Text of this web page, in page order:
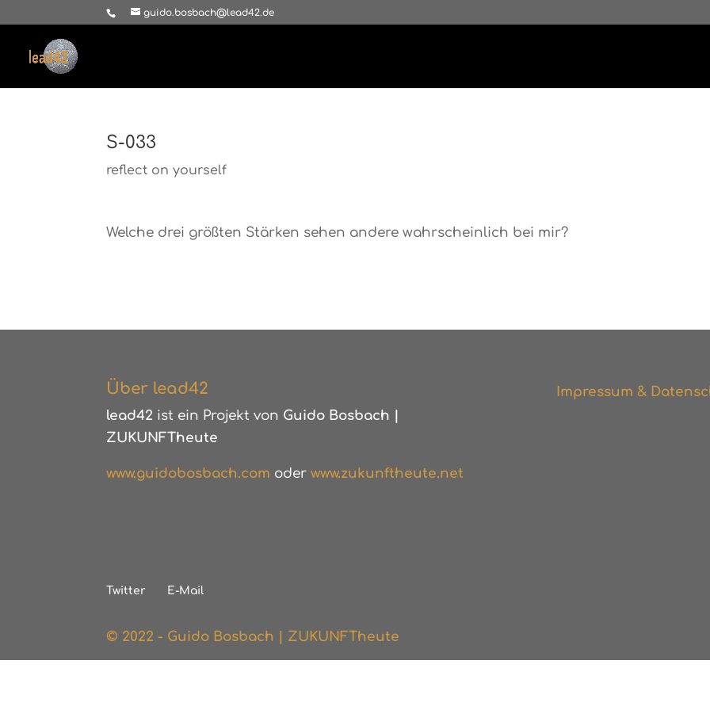
guido.bosbach@lead42.de
S-033
reflect on yourself
Welche drei größten Stärken sehen andere wahrscheinlich bei mir?
Über lead42
lead42 ist ein Projekt von Guido Bosbach |
ZUKUNFTheute
www.guidobosbach.com oder www.zukunftheute.net
Impressum &
Twitter E-Mail
© 2022 - Guido Bosbach | ZUKUNFTheute